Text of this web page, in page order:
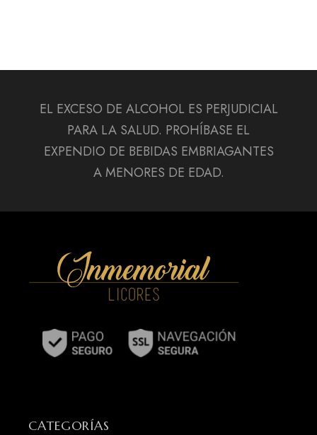
EL EXCESO DE ALCOHOL ES PERJUDICIAL
PARA LA SALUD. PROHÍBASE EL
EXPENDIO DE BEBIDAS EMBRIAGANTES
A MENORES DE EDAD.
CATEGORÍAS